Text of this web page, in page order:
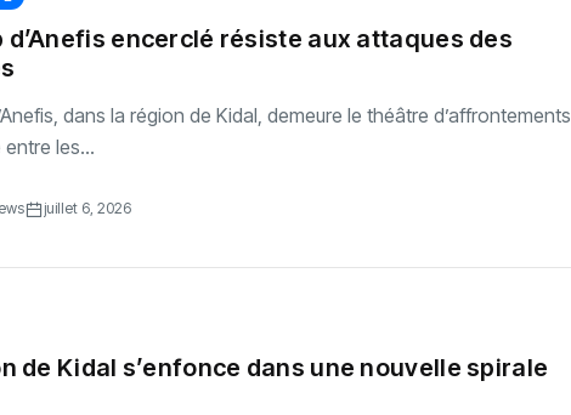
d’Anefis encerclé résiste aux attaques des
dans la région de Kidal, demeure le théâtre d’affrontements
entre les...
juillet 6, 2026
de Kidal s’enfonce dans une nouvelle spirale